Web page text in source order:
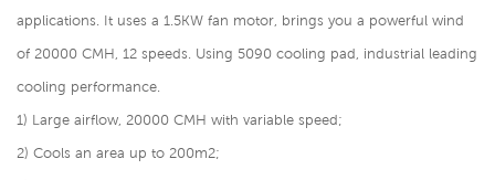
applications. It uses a 1.5KW fan motor, brings you a powerful wind
of 20000 CMH, 12 speeds. Using 5090 cooling pad, industrial leading
cooling performance.
1) Large airflow, 20000 CMH with variable speed;
2) Cools an area up to 200m2;